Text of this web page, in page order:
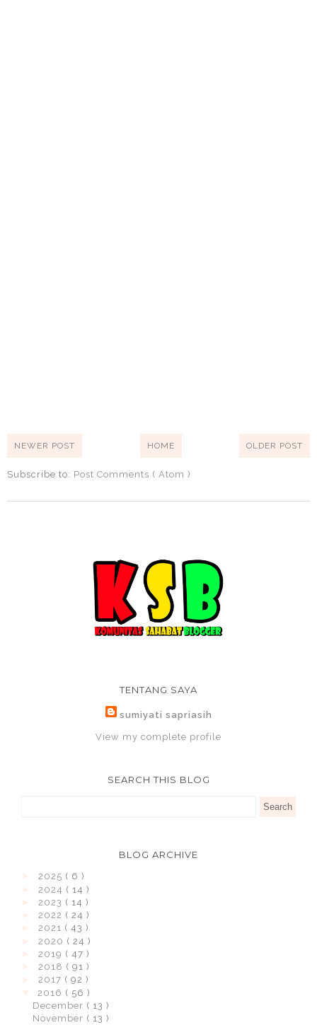
NEWER POST OLDER POST
HOME
Subscribe to: Post Comments ( Atom )
TENTANG SAYA
sumiyati sapriasih
View my complete profile
SEARCH THIS BLOG
BLOG ARCHIVE
2025 ( 6 )
2024 ( 14 )
2023 ( 14 )
2022 ( 24 )
2021 ( 43 )
2020 ( 24 )
2019 ( 47 )
2018 ( 91 )
2017 ( 92 )
2016 ( 56 )
December ( 13 )
November ( 13 )